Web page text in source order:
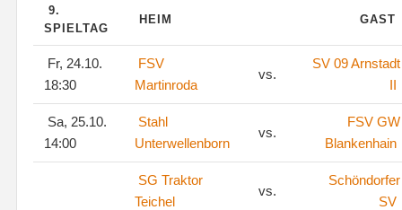
9.
SPIELTAG
HEIM GAST
Fr, 24.10.
18:30
FSV
Martinroda
vs.
SV 09 Arnstadt
II
Sa, 25.10.
14:00
Stahl
Unterwellenborn
vs.
FSV GW
Blankenhain
SG Traktor
Teichel
vs.
Schöndorfer
SV